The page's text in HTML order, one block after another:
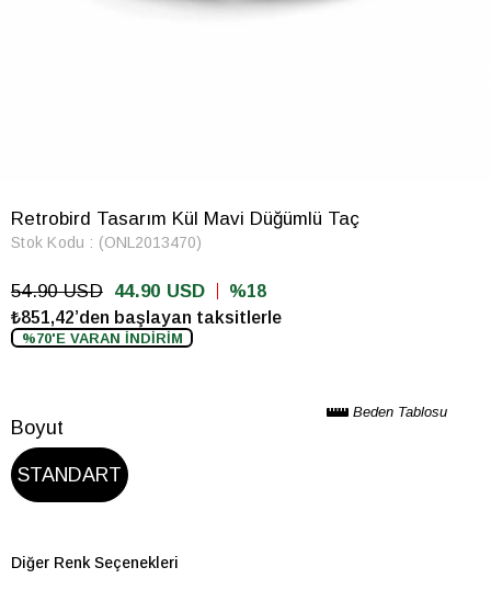
Retrobird Tasarım Kül Mavi Düğümlü Taç
Stok Kodu (ONL2013470)
54.90 USD 44.90 USD
18
₺851,42’den başlayan taksitlerle
%70'E VARAN İNDİRİM
Beden Tablosu
Boyut
STANDART
Diğer Renk Seçenekleri